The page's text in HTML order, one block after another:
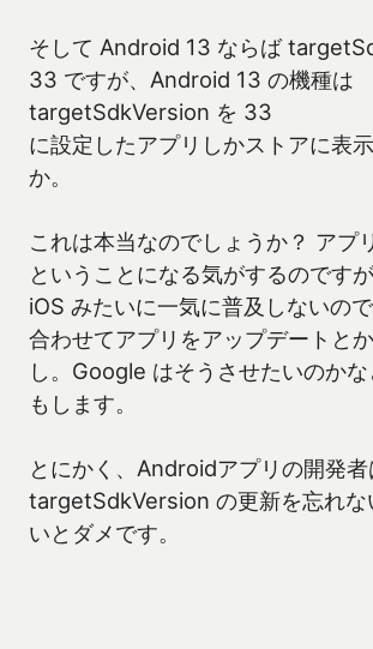
そして Android 13 ならば
33 ですが、Android 13 の機種は
targetSdkVersion を 33
に設定したアプリしかストアに表
か。
これは本当なのでしょうか？ アプ
ということになる気がするのです
iOS みたいに一気に普及しないの
合わせてアプリをアップデートと
し。Google はそうさせたいのかな
もします。
とにかく、Androidアプリの開発者
targetSdkVersion の更新を忘れな
いとダメです。